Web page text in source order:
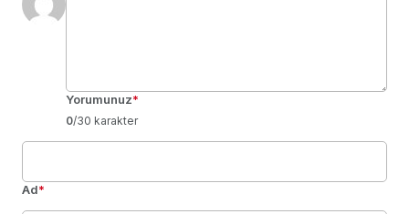
Yorumunuz*
0/30 karakter
Ad*